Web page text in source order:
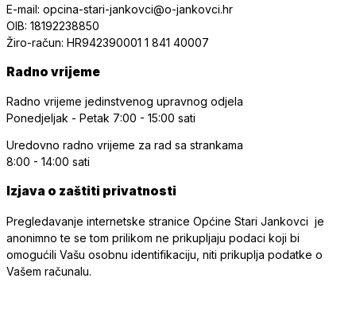
E-mail: opcina-stari-jankovci@o-jankovci.hr
OIB: 18192238850
Žiro-račun: HR942390001 1 841 40007
Radno vrijeme
Radno vrijeme jedinstvenog upravnog odjela
Ponedjeljak - Petak 7:00 - 15:00 sati
Uredovno radno vrijeme za rad sa strankama
8:00 - 14:00 sati
Izjava o zaštiti privatnosti
Pregledavanje internetske stranice Općine Stari Jankovci je
anonimno te se tom prilikom ne prikupljaju podaci koji bi
omogućili Vašu osobnu identifikaciju, niti prikuplja podatke o
Vašem računalu.